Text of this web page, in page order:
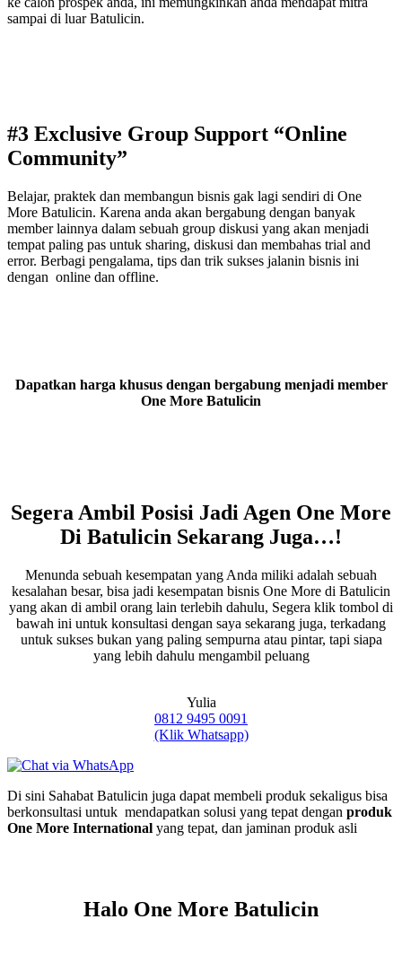
sampai di luar Batulicin.
#3 Exclusive Group Support “Online
Community”
Belajar, praktek dan membangun bisnis gak lagi sendiri di One
More Batulicin. Karena anda akan bergabung dengan banyak
member lainnya dalam sebuah group diskusi yang akan menjadi
tempat paling pas untuk sharing, diskusi dan membahas trial and
error. Berbagi pengalama, tips dan trik sukses jalanin bisnis ini
dengan online dan offline.
Dapatkan harga khusus dengan bergabung menjadi member
One More Batulicin
Segera Ambil Posisi Jadi Agen One More
Di Batulicin Sekarang Juga…!
Menunda sebuah kesempatan yang Anda miliki adalah sebuah
kesalahan besar, bisa jadi kesempatan bisnis One More di Batulicin
yang akan di ambil orang lain terlebih dahulu, Segera klik tombol di
bawah ini untuk konsultasi dengan saya sekarang juga, terkadang
untuk sukses bukan yang paling sempurna atau pintar, tapi siapa
yang lebih dahulu mengambil peluang
Yulia
0812 9495 0091
(Klik Whatsapp)
Di sini Sahabat Batulicin juga dapat membeli produk sekaligus bisa
berkonsultasi untuk mendapatkan solusi yang tepat dengan produk
One More International yang tepat, dan jaminan produk asli
Halo One More Batulicin